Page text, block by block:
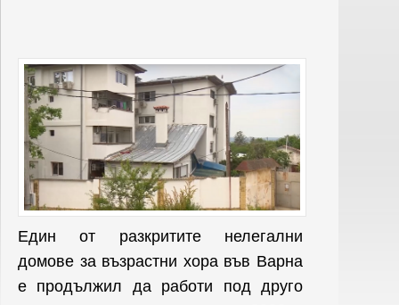
Един от разкритите нелегални
домове за възрастни хора във Варна
е продължил да работи под друго